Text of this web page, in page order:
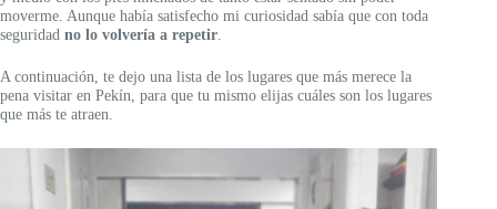
moverme. Aunque había satisfecho mi curiosidad sabía que con toda
seguridad no lo volvería a repetir
A continuación, te dejo una lista de los lugares que más merece la
pena visitar en Pekín, para que tu mismo elijas cuáles son los lugares
que más te atraen.